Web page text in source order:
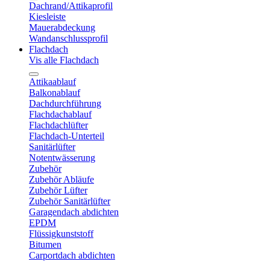
Dachrand/Attikaprofil
Kiesleiste
Mauerabdeckung
Wandanschlussprofil
Flachdach
Vis alle Flachdach
Attikaablauf
Balkonablauf
Dachdurchführung
Flachdachablauf
Flachdachlüfter
Flachdach-Unterteil
Sanitärlüfter
Notentwässerung
Zubehör
Zubehör Abläufe
Zubehör Lüfter
Zubehör Sanitärlüfter
Garagendach abdichten
EPDM
Flüssigkunststoff
Bitumen
Carportdach abdichten